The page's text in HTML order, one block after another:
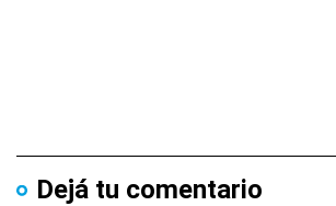
Dejá tu comentario